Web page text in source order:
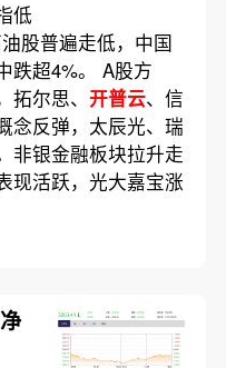
低
股普遍走低，中国
跌超4%。 A股方
尔思、 开普云、信
念反弹，太辰光、瑞
非银金融板块拉升走
现活跃，光大嘉宝涨